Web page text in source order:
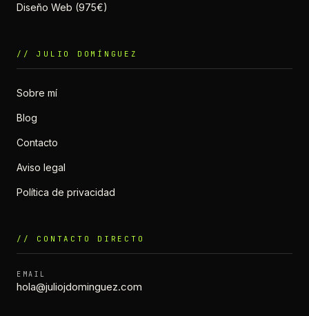
Diseño Web (975€)
// JULIO DOMÍNGUEZ
Sobre mí
Blog
Contacto
Aviso legal
Política de privacidad
// CONTACTO DIRECTO
EMAIL
hola@juliojdominguez.com